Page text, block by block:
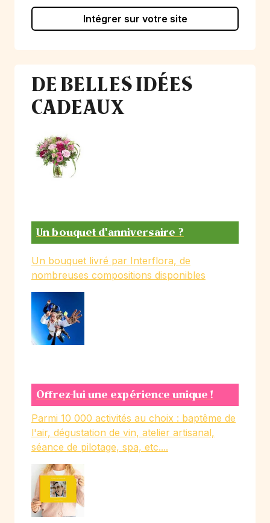
Intégrer sur votre site
DE BELLES IDÉES
CADEAUX
Un bouquet d'anniversaire ?
Un bouquet livré par Interflora, de
nombreuses compositions disponibles
Offrez-lui une expérience unique !
Parmi 10 000 activités au choix : baptême de
l'air, dégustation de vin, atelier artisanal,
séance de pilotage, spa, etc....